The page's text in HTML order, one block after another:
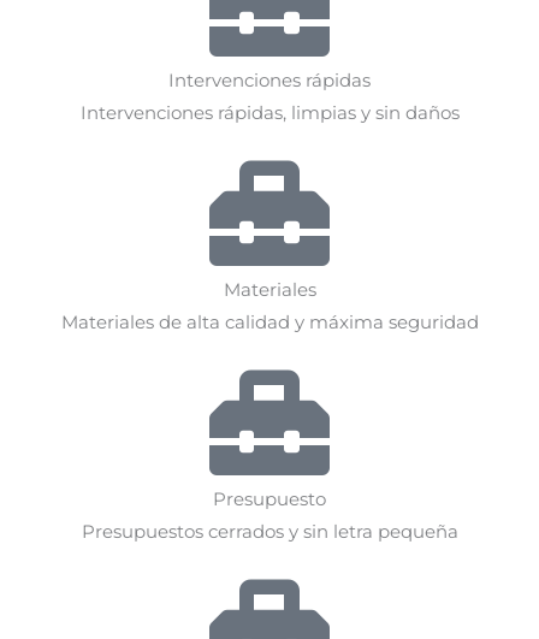
Intervenciones rápidas
Intervenciones rápidas, limpias y sin daños
Materiales
Materiales de alta calidad y máxima seguridad
Presupuesto
Presupuestos cerrados y sin letra pequeña